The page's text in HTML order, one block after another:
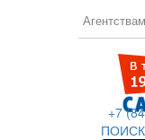
Агентствам
+7